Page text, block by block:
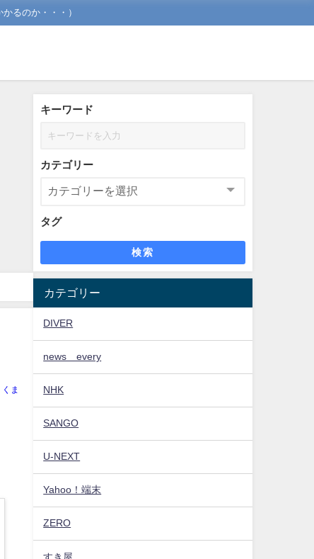
るのか・・・）
くま
キーワード
カテゴリー
タグ
検索
カテゴリー
DIVER
news every
NHK
SANGO
U-NEXT
Yahoo！端末
ZERO
すき屋